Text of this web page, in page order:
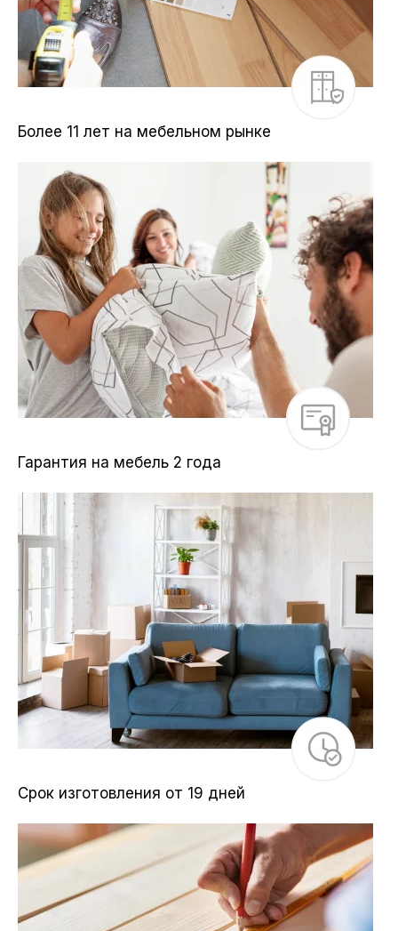
Более 11 лет на мебельном рынке
Гарантия на мебель 2 года
Срок изготовления от 19 дней